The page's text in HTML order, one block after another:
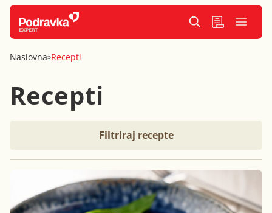
Naslovna»Recepti
Recepti
Filtriraj recepte